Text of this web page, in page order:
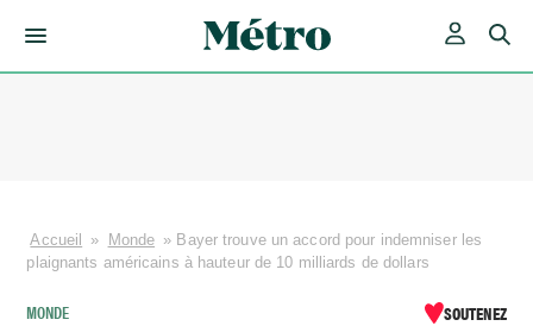
Accueil » Monde » Bayer trouve un accord pour indemniser les
plaignants américains à hauteur de 10 milliards de dollars
MONDE SOUTENEZ